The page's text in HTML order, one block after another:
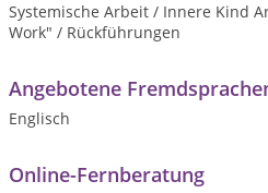
Systemische Arbeit / Innere Kind
Work" / Rückführungen
Angebotene
Englisch
Online-Fernberatung